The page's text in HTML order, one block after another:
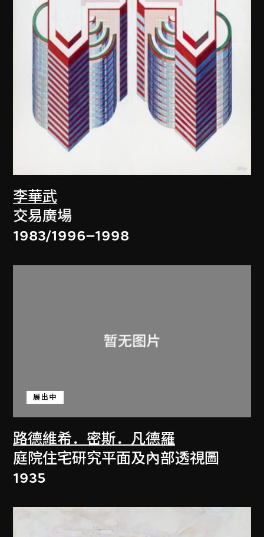
李華武
交易廣場
1983/1996–1998
路德維希．密斯．凡德羅
展出中
庭院住宅研究平面及內部透視圖
1935